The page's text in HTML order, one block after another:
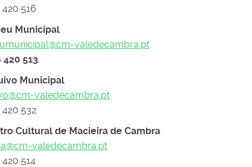
420 516
Municipal
valedecambra.pt
420 513
Municipal
valedecambra.pt
420 532
Cultural de Macieira de Cambra
valedecambra.pt
420 514